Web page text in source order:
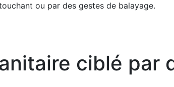
ou par des gestes de balayage.
ciblé par